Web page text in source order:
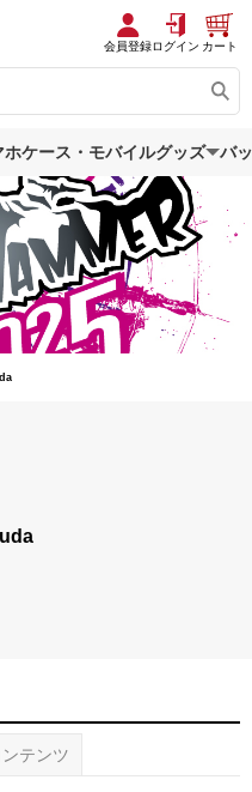
会員登録ログイン カート
ホケース・モバイルグッズ バ
テンツ